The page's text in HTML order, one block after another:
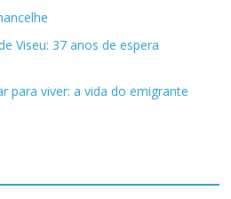
Viseu: 37 anos de espera
para viver: a vida do emigrante